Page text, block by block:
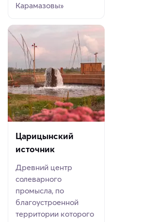
Карамазовы»
Царицынский
источник
Древний центр
солеварного
промысла, по
благоустроенной
территории которого